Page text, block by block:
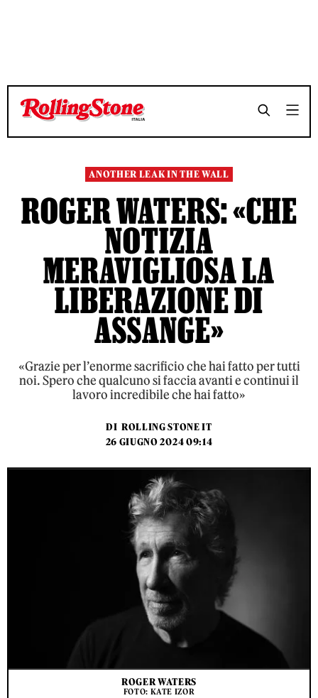
TEMPO DI LETTURA 4 MINUTI SHARE
TEMPO DI LETTURA 4 MINUTI SHARE
ANOTHER LEAK IN THE WALL
ROGER WATERS: «CHE
NOTIZIA
MERAVIGLIOSA LA
LIBERAZIONE DI
ASSANGE»
«Grazie per l’enorme sacrificio che hai fatto per tutti
noi. Spero che qualcuno si faccia avanti e continui il
lavoro incredibile che hai fatto»
DI ROLLING STONE IT
26 GIUGNO 2024 09:14
ROGER WATERS
FOTO: KATE IZOR